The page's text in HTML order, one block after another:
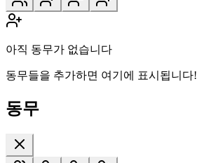
아직 동무가 없습니다
동무들을 추가하면 여기에 표시됩니다!
동무